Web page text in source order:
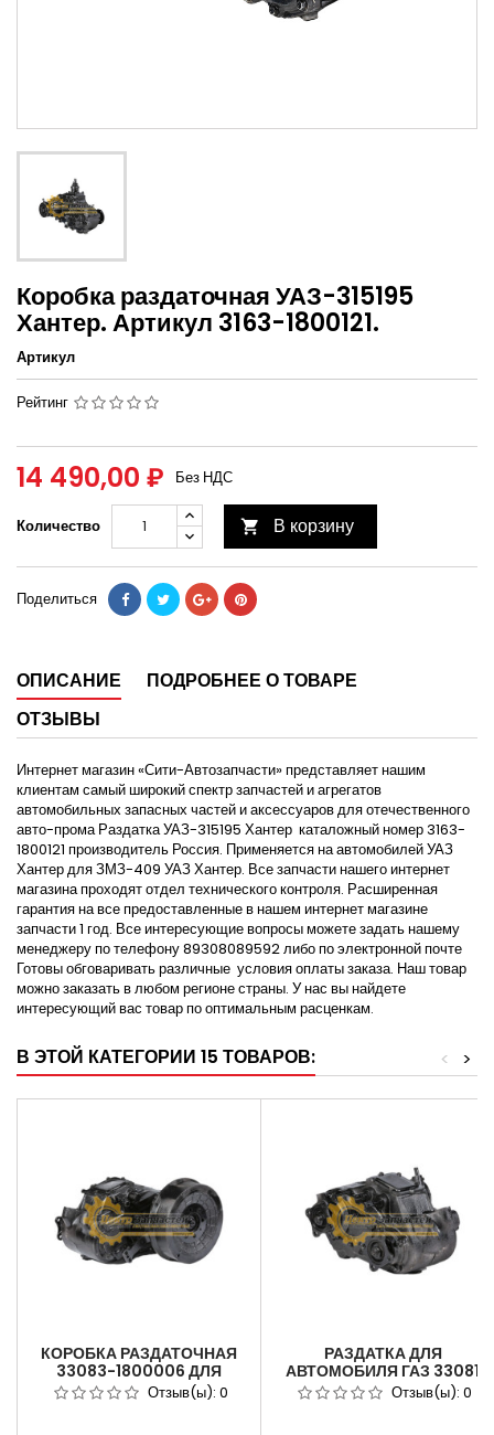
Коробка раздаточная УАЗ-315195
Хантер. Артикул 3163-1800121.
Артикул
Рейтинг
14 490,00 ₽ Без НДС
Количество  В корзину
Поделиться
ОПИСАНИЕ
ПОДРОБНЕЕ О ТОВАРЕ
ОТЗЫВЫ
Интернет магазин «Сити-Автозапчасти» представляет нашим
клиентам самый широкий спектр запчастей и агрегатов
автомобильных запасных частей и аксессуаров для отечественного
авто-прома Раздатка УАЗ-315195 Хантер каталожный номер 3163-
1800121 производитель Россия. Применяется на автомобилей УАЗ
Хантер для ЗМЗ-409 УАЗ Хантер. Все запчасти нашего интернет
магазина проходят отдел технического контроля. Расширенная
гарантия на все предоставленные в нашем интернет магазине
запчасти 1 год. Все интересующие вопросы можете задать нашему
менеджеру по телефону 89308089592 либо по электронной почте
Готовы обговаривать различные условия оплаты заказа. Наш товар
можно заказать в любом регионе страны. У нас вы найдете
интересующий вас товар по оптимальным расценкам.
В ЭТОЙ КАТЕГОРИИ 15 ТОВАРОВ: >
<
КОРОБКА РАЗДАТОЧНАЯ
33083-1800006 ДЛЯ
АВТОМОБИЛЯ ГАЗ-33081
САДКО ДВ-245 ЕВРО-4 С
Отзыв(ы): 0
РАЗДАТКА ДЛЯ
АВТОМОБИЛЯ ГАЗ 33081
ЕГЕРЬ, САДКО АРТИКУЛ
33081-1800006, 33081-
Отзыв(ы): 0